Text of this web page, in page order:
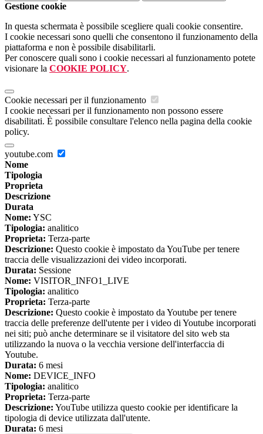
Gestione cookie
In questa schermata è possibile scegliere quali cookie consentire.
I cookie necessari sono quelli che consentono il funzionamento della
piattaforma e non è possibile disabilitarli.
Per conoscere quali sono i cookie necessari al funzionamento potete
visionare la COOKIE POLICY.
Cookie necessari per il funzionamento
I cookie necessari per il funzionamento non possono essere
disabilitati. È possibile consultare l'elenco nella pagina della cookie
policy.
youtube.com
Nome
Tipologia
Proprieta
Descrizione
Durata
Nome: YSC
Tipologia: analitico
Proprieta: Terza-parte
Descrizione: Questo cookie è impostato da YouTube per tenere
traccia delle visualizzazioni dei video incorporati.
Durata: Sessione
Nome: VISITOR_INFO1_LIVE
Tipologia: analitico
Proprieta: Terza-parte
Descrizione: Questo cookie è impostato da Youtube per tenere
traccia delle preferenze dell'utente per i video di Youtube incorporati
nei siti; può anche determinare se il visitatore del sito web sta
utilizzando la nuova o la vecchia versione dell'interfaccia di
Youtube.
Durata: 6 mesi
Nome: DEVICE_INFO
Tipologia: analitico
Proprieta: Terza-parte
Descrizione: YouTube utilizza questo cookie per identificare la
tipologia di device utilizzata dall'utente.
Durata: 6 mesi